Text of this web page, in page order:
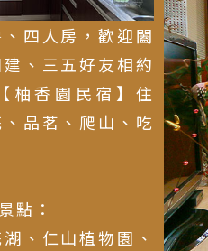
四人房，歡迎闔
、三五好友相約
柚香園民宿】住
品茗、爬山、吃
點：
、仁山植物園、